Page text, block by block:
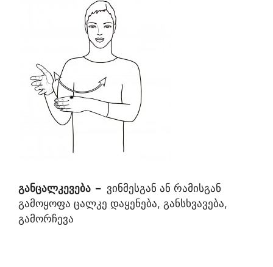
განცალკევება – ვინმესგან ან რამისგან
გამოყოფა ცალკე დაყენება, განსხვავება,
გამორჩევა